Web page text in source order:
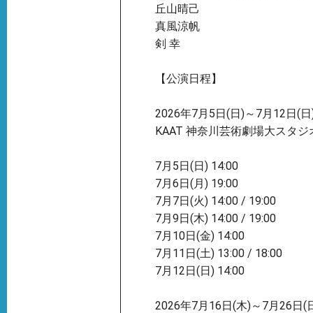
丘山晴己
真風涼帆
剣 幸
【公演日程】
2026年7月5日(日)～7月12日(
KAAT 神奈川芸術劇場大スタジ
7月5日(日) 14:00
7月6日(月) 19:00
7月7日(火) 14:00 / 19:00
7月9日(木) 14:00 / 19:00
7月10日(金) 14:00
7月11日(土) 13:00 / 18:00
7月12日(日) 14:00
2026年7月16日(木)～7月26日(